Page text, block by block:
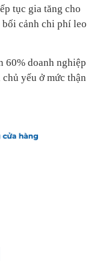
tục gia tăng cho
cảnh chi phí leo
60% doanh nghiệp
yếu ở mức thận